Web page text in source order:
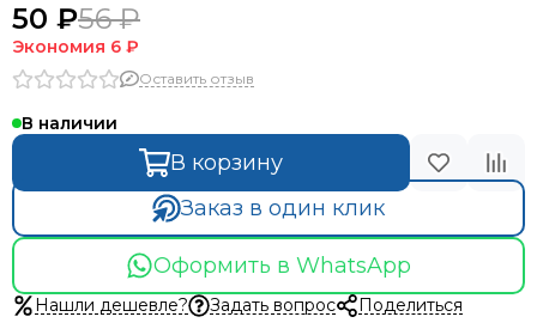
50 ₽56 ₽
Экономия 6 ₽
Оставить отзыв
В наличии
В корзину
Заказ в один клик
Оформить в WhatsApp
Нашли дешевле? Задать вопрос Поделиться